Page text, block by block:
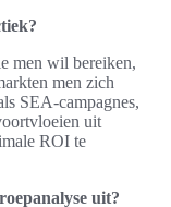
men wil bereiken,
men zich
SEA-campagnes,
uit
ROI te
uit?